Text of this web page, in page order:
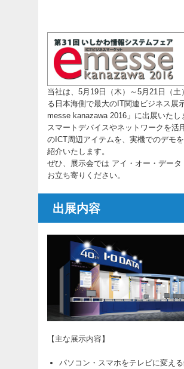
当社は、5月19日（木）～5月21日（土
る日本海側で最大のIT関連ビジネス展
messe kanazawa 2016」に出展いたし
スマートデバイスやネットワークを活
のICT周辺アイテムを、実機でのデモ
紹介いたします。
ぜひ、展示会では アイ・オー・データ
お立ち寄りください。
出展内容
【主な展示内容】
パソコン・スマホをテレビに変え